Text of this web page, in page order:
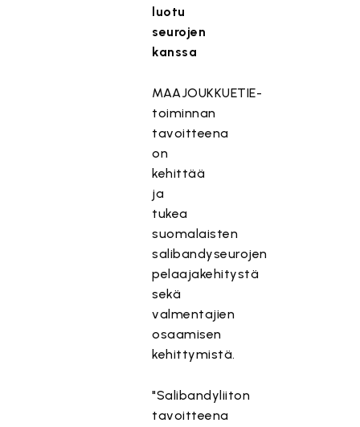
luotu
seurojen
kanssa
MAAJOUKKUETIE-
toiminnan
tavoitteena
on
kehittää
ja
tukea
suomalaisten
salibandyseurojen
pelaajakehitystä
sekä
valmentajien
osaamisen
kehittymistä.
"Salibandyliiton
tavoitteena